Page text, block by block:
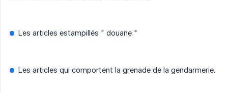
Les articles estampillés " douane "
Les articles qui comportent la grenade de la gendarmerie.